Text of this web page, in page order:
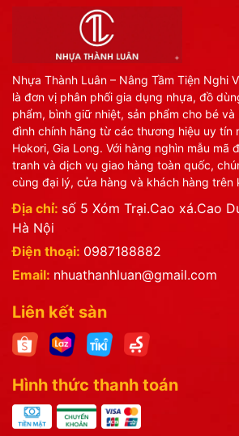
Nhựa Thành Luân – Nâng Tầm Tiện Nghi
là đơn vị phân phối gia dụng nhựa, đồ
phẩm, bình giữ nhiệt, sản phẩm cho bé
đình chính hãng từ các thương hiệu uy tín
Hokori, Gia Long. Với hàng nghìn mẫu mã
tranh và dịch vụ giao hàng toàn quốc,
cùng đại lý, cửa hàng và khách hàng trên
Địa chỉ: số 5 Xóm Trại.Cao xá.Cao
Hà Nội
Điện thoại: 0987188882
Email: nhuathanhluan@gmail.com
Liên kết sàn
Hình thức thanh toán